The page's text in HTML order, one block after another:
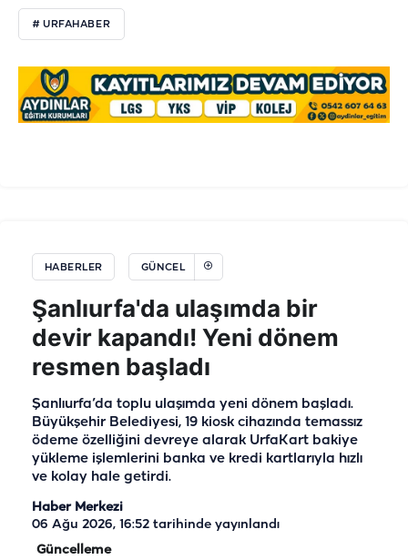
# URFAHABER
HABERLER GÜNCEL
Şanlıurfa'da ulaşımda bir
devir kapandı! Yeni dönem
resmen başladı
Şanlıurfa’da toplu ulaşımda yeni dönem başladı.
Büyükşehir Belediyesi, 19 kiosk cihazında temassız
ödeme özelliğini devreye alarak UrfaKart bakiye
yükleme işlemlerini banka ve kredi kartlarıyla hızlı
ve kolay hale getirdi.
Haber Merkezi
06 Ağu 2026, 16:52 tarihinde yayınlandı
Güncelleme